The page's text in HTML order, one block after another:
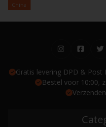
China
Gratis levering DPD & Post
Bestel voor 10:00,